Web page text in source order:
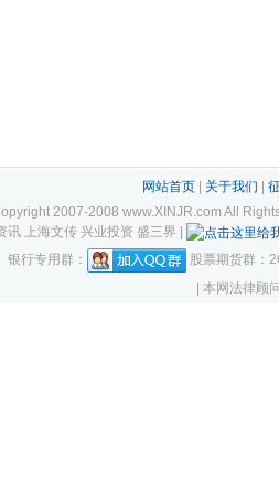
网站首页| 关于我们
2007-2008 www.XINJR.com All
上海文传 兴业投资 盛三界 |
银行专用群：
股票期货群：
| 本网法律顾